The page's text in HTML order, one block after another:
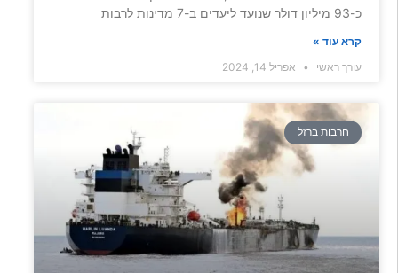
כ-93 מיליון דולר שנועד ליעדים ב-7 מדינות לרבות
קרא עוד »
עורך ראשי
אפריל 14, 2024
חרבות ברזל